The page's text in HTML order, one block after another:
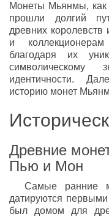
Монеты Мьянмы, как
прошли долгий
древних
и
благодаря их
символическому
идентичности.
историю монет
Древние
Пью и Мон
Самые ранние
датируются
был домом для